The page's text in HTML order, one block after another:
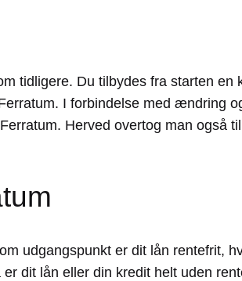
tidligere. Du tilbydes fra starten en
I forbindelse med ændring
Herved overtog man også
udgangspunkt er dit lån rentefrit,
dit lån eller din kredit helt uden